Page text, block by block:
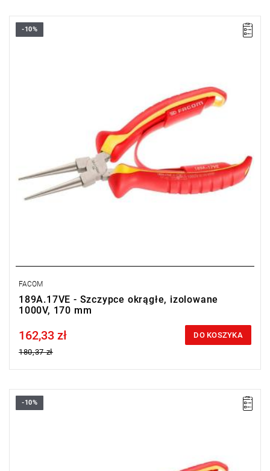
• Długość: 170 mm
-10%
FACOM
189A.17VE - Szczypce okrągłe, izolowane
1000V, 170 mm
Price tax included
162,33 zł
180,37 zł
DO KOSZYKA
• Długość: 200 mm
-10%